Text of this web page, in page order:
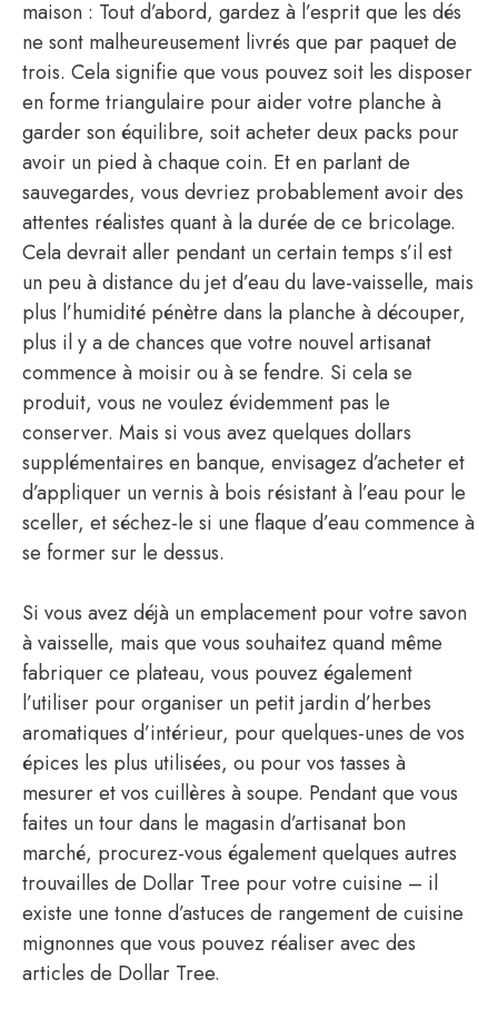
maison : Tout d’abord, gardez à l’esprit que les dés
ne sont malheureusement livrés que par paquet de
trois. Cela signifie que vous pouvez soit les disposer
en forme triangulaire pour aider votre planche à
garder son équilibre, soit acheter deux packs pour
avoir un pied à chaque coin. Et en parlant de
sauvegardes, vous devriez probablement avoir des
attentes réalistes quant à la durée de ce bricolage.
Cela devrait aller pendant un certain temps s’il est
un peu à distance du jet d’eau du lave-vaisselle, mais
plus l’humidité pénètre dans la planche à découper,
plus il y a de chances que votre nouvel artisanat
commence à moisir ou à se fendre. Si cela se
produit, vous ne voulez évidemment pas le
conserver. Mais si vous avez quelques dollars
supplémentaires en banque, envisagez d’acheter et
d’appliquer un vernis à bois résistant à l’eau pour le
sceller, et séchez-le si une flaque d’eau commence à
se former sur le dessus.
Si vous avez déjà un emplacement pour votre savon
à vaisselle, mais que vous souhaitez quand même
fabriquer ce plateau, vous pouvez également
l’utiliser pour organiser un petit jardin d’herbes
aromatiques d’intérieur, pour quelques-unes de vos
épices les plus utilisées, ou pour vos tasses à
mesurer et vos cuillères à soupe. Pendant que vous
faites un tour dans le magasin d’artisanat bon
marché, procurez-vous également quelques autres
trouvailles de Dollar Tree pour votre cuisine – il
existe une tonne d’astuces de rangement de cuisine
mignonnes que vous pouvez réaliser avec des
articles de Dollar Tree.